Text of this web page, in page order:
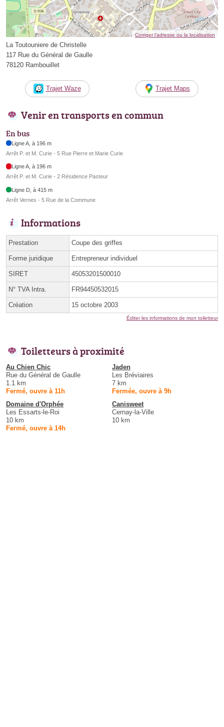
Corriger l’adresse ou la localisation
La Toutouniere de Christelle
117 Rue du Général de Gaulle
78120 Rambouillet
Trajet Waze Trajet Maps
Venir en transports en commun
En bus
Ligne A, à 196 m
Arrêt P. et M. Curie - 5 Rue Pierre et Marie Curie
Ligne A, à 196 m
Arrêt P. et M. Curie - 2 Résidence Pasteur
Ligne D, à 415 m
Arrêt Vernes - 5 Rue de la Commune
Informations
Prestation Coupe des griffes
Forme juridique Entrepreneur individuel
SIRET 45053201500010
N° TVA Intra. FR94450532015
Création 15 octobre 2003
Éditer les informations de mon toiletteur
Toiletteurs à proximité
Au Chien Chic
Rue du Général de Gaulle
1.1 km
Fermé, ouvre à 11h
Jaden
Les Bréviaires
7 km
Fermée, ouvre à 9h
Domaine d'Orphée
Les Essarts-le-Roi
10 km
Fermé, ouvre à 14h
Canisweet
Cernay-la-Ville
10 km